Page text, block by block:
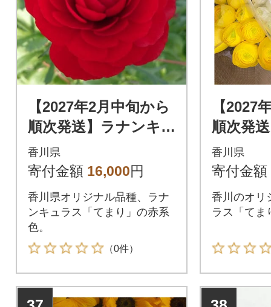
【2027年2月中旬から
順次発送】ラナンキ
ュラス「てまり(赤系
色)」切花50本
香川県
寄付金額 16,000円
香川県オリジナル品種、ラナ
ンキュラス「てまり」の赤系
色。
（0件）
【2027
順次発
ュラス
ット」
香川県
寄付金額
香川のオリ
ラス「てま